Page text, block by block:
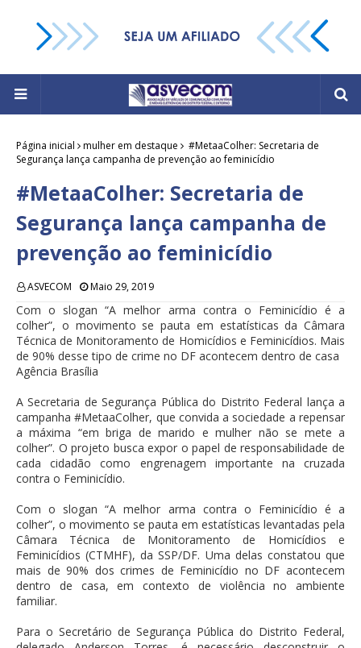
Página inicial mulher em destaque
#MetaaColher: Secretaria de
Segurança lança campanha de prevenção ao feminicídio
#MetaaColher: Secretaria de
Segurança lança campanha de
prevenção ao feminicídio
ASVECOM Maio 29, 2019
Com o slogan “A melhor arma contra o Feminicídio é a
colher”, o movimento se pauta em estatísticas da Câmara
Técnica de Monitoramento de Homicídios e Feminicídios. Mais
de 90% desse tipo de crime no DF acontecem dentro de casa
Agência Brasília
A Secretaria de Segurança Pública do Distrito Federal lança a
campanha #MetaaColher, que convida a sociedade a repensar
a máxima “em briga de marido e mulher não se mete a
colher”. O projeto busca expor o papel de responsabilidade de
cada cidadão como engrenagem importante na cruzada
contra o Feminicídio.
Com o slogan “A melhor arma contra o Feminicídio é a
colher”, o movimento se pauta em estatísticas levantadas pela
Câmara Técnica de Monitoramento de Homicídios e
Feminicídios (CTMHF), da SSP/DF. Uma delas constatou que
mais de 90% dos crimes de Feminicídio no DF acontecem
dentro de casa, em contexto de violência no ambiente
familiar.
Para o Secretário de Segurança Pública do Distrito Federal,